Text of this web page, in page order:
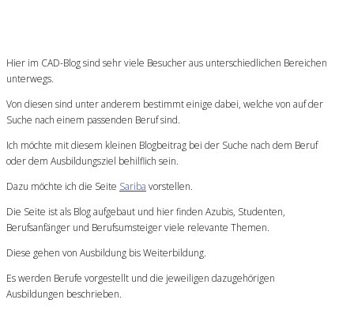
Hier im CAD-Blog sind sehr viele Besucher aus unterschiedlichen Bereichen
unterwegs.
Von diesen sind unter anderem bestimmt einige dabei, welche von auf der
Suche nach einem passenden Beruf sind.
Ich möchte mit diesem kleinen Blogbeitrag bei der Suche nach dem Beruf
oder dem Ausbildungsziel behilflich sein.
Dazu möchte ich die Seite Sariba vorstellen.
Die Seite ist als Blog aufgebaut und hier finden Azubis, Studenten,
Berufsanfänger und Berufsumsteiger viele relevante Themen.
Diese gehen von Ausbildung bis Weiterbildung.
Es werden Berufe vorgestellt und die jeweiligen dazugehörigen
Ausbildungen beschrieben.